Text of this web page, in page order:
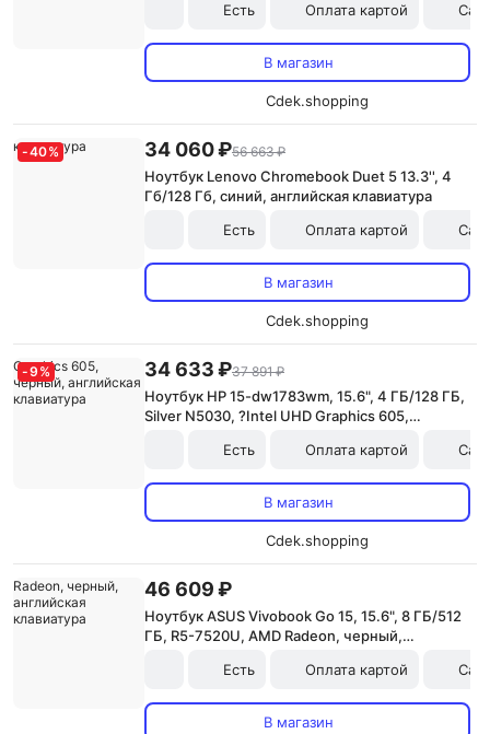
Есть
Оплата картой
В магазин
Cdek.shopping
-40% 34 060 ₽56 663 ₽
Ноутбук Lenovo Chromebook Duet 5 13.3'', 4
Гб/128 Гб, синий, английская клавиатура
Есть
Оплата картой
В магазин
Cdek.shopping
-9 % 34 633 ₽37 891 ₽
Ноутбук HP 15-dw1783wm, 15.6", 4 ГБ/128 ГБ,
Silver N5030, ?Intel UHD Graphics 605,
Есть
Оплата картой
В магазин
Cdek.shopping
46 609 ₽
Ноутбук ASUS Vivobook Go 15, 15.6", 8 ГБ/512
ГБ, R5-7520U, AMD Radeon, черный,
Есть
Оплата картой
В магазин